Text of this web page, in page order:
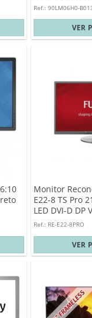
Ref.: 90LM06H0-
VER
Monitor
E22-8 TS Pro
LED DVI-D DP
Ref.: RE-E22-8PRO
VER